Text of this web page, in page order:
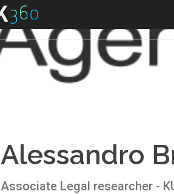
Alessandro
Associate Legal researcher -